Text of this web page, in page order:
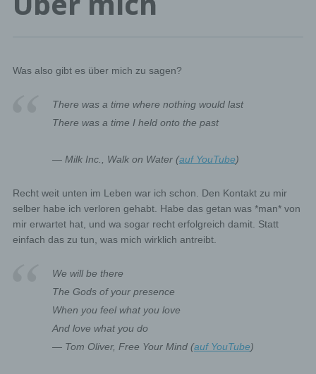
Was also gibt es über mich zu sagen?
There was a time where nothing would last
There was a time I held onto the past
— Milk Inc., Walk on Water (auf YouTube)
Recht weit unten im Leben war ich schon. Den Kontakt zu mir
selber habe ich verloren gehabt. Habe das getan was *man* von
mir erwartet hat, und wa sogar recht erfolgreich damit. Statt
einfach das zu tun, was mich wirklich antreibt.
We will be there
The Gods of your presence
When you feel what you love
And love what you do
— Tom Oliver, Free Your Mind (auf YouTube)